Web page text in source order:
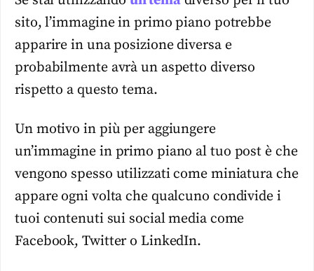
sito, l’immagine in primo piano potrebbe
apparire in una posizione diversa e
probabilmente avrà un aspetto diverso
rispetto a questo tema.
Un motivo in più per aggiungere
un’immagine in primo piano al tuo post è che
vengono spesso utilizzati come miniatura che
appare ogni volta che qualcuno condivide i
tuoi contenuti sui social media come
Facebook, Twitter o LinkedIn.